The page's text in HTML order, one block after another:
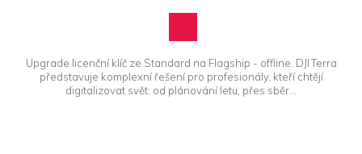
Upgrade licenční klíč ze Standard na Flagship - offline. DJI Terra
představuje komplexní řešení pro profesionály, kteří chtějí
digitalizovat svět: od plánování letu, přes sběr...